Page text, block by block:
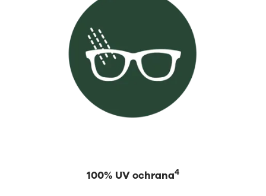
100% UV ochrana4